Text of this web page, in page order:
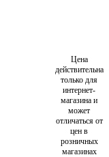
Цена
действительна
только для
интернет-
магазина и
может
отличаться от
цен в
розничных
магазинах